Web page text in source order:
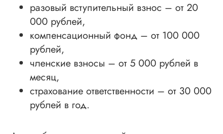
разовый вступительный взнос – от 20
000 рублей,
компенсационный фонд – от 100 000
рублей,
членские взносы – от 5 000 рублей в
месяц,
страхование ответственности – от 30 000
рублей в год.